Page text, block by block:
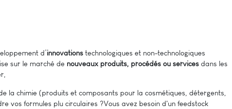
d’innovations technologiques et non-technologiques
sur le marché de nouveaux produits, procédés ou services dans les
la chimie (produits et composants pour la cosmétiques, détergents,
vos formules plu circulaires ?Vous avez besoin d'un feedstock